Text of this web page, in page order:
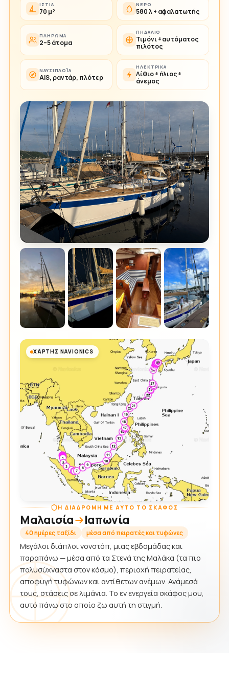
ΙΣΤΊΑ
70 μ²
ΝΕΡΌ
580 λ + αφαλατωτής
ΠΛΉΡΩΜΑ
2–5 άτομα
ΠΗΔΆΛΙΟ
Τιμόνι + αυτόματος
πιλότος
ΝΑΥΣΙΠΛΟΪ́Α
AIS, ραντάρ, πλότερ
ΗΛΕΚΤΡΙΚΆ
Λίθιο + ήλιος +
άνεμος
ΧΆΡΤΗΣ NAVIONICS
Η ΔΙΑΔΡΟΜΉ ΜΕ ΑΥΤΌ ΤΟ ΣΚΆΦΟΣ
Μαλαισία Ιαπωνία
40 ημέρες ταξίδι μέσα από πειρατές και τυφώνες
Μεγάλοι διάπλοι νονστόπ, μιας εβδομάδας και
παραπάνω — μέσα από τα Στενά της Μαλάκα (τα πιο
πολυσύχναστα στον κόσμο), περιοχή πειρατείας,
αποφυγή τυφώνων και αντίθετων ανέμων. Ανάμεσά
τους, στάσεις σε λιμάνια. Το εν ενεργεία σκάφος μου,
αυτό πάνω στο οποίο ζω αυτή τη στιγμή.